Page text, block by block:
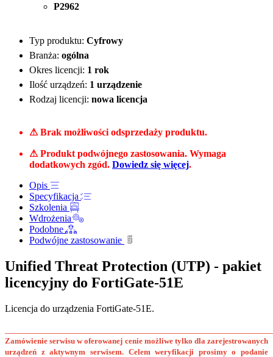
P2962
Typ produktu: Cyfrowy
Branża: ogólna
Okres licencji: 1 rok
Ilość urządzeń: 1 urządzenie
Rodzaj licencji: nowa licencja
⚠ Brak możliwości odsprzedaży produktu.
⚠ Produkt podwójnego zastosowania. Wymaga
dodatkowych zgód. Dowiedz się więcej.
Opis
Specyfikacja
Szkolenia
Wdrożenia
Podobne
Podwójne zastosowanie
Unified Threat Protection (UTP) - pakiet
licencyjny do FortiGate-51E
Licencja do urządzenia FortiGate-51E.
Zamówienie serwisu w oferowanej cenie możliwe tylko dla zarejestrowanych
urządzeń z aktywnym serwisem. Celem weryfikacji prosimy o podanie